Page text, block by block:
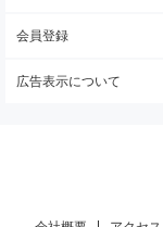
会員登録
広告表示について